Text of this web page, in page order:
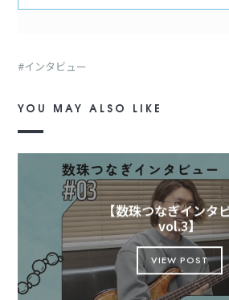
インタビュー
YOU MAY ALSO LIKE
【数珠つなぎインタ
vol.3】​
VIEW POST